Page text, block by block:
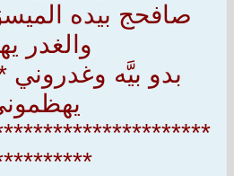
صافحج بيده
والغدر
بدو بيَّه وغدروني